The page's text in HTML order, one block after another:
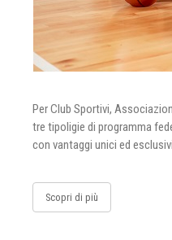
Per Club Sportivi,
tre tipoligie di programma
con vantaggi unici ed
Scopri di più